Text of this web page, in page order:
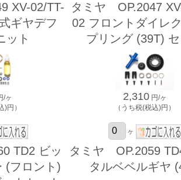
XV-02/TT-
ギヤデフ
ット
/ヶ
)円）
タミヤ OP.2047
02 フロントダイレ
プリング (39T) セ
2,310 円/ヶ
（うち税(税込)円）
ヶ
TD2 ビッ
(フロント)
タミヤ OP.2059
タルベベルギヤ